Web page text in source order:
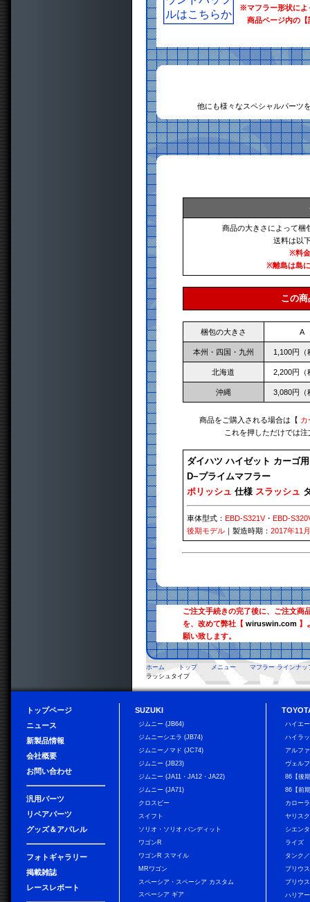
※マフラー形状によ
商品ページ内の【
他にも様々なスペシャルパーツ
商品の大きさによって梱
送料は以
※料
※離島は島
この
梱包の大きさ A
本州・四国・九州 1,100円（
北海道 2,200円（
沖縄 3,080円（
商品をご購入される場合は【 カ
これを押しただけでは
ダイハツ ハイゼット カーゴ用
D−プライムマフラー
ポリッシュ 仕様 スラッシュ
車体型式： EBD-S321V・ EBD-
後期モデル｜製造時期： 2017年11
ご注文手続きの完了後に、ご注文商
を、改めて弊社【 wiruswin.com】
願い致します。
ホーム トップ メニュー
マフラー ラインナッ
ラッシュタイプ
トップページ
ニュース
新製品情報
会社概要
お問い合わせ
汎用パーツ
リペアパーツ
グッズ＆アパレル
フォトギャラリー
掲載雑誌
レースレポート
SUZUKI
ジムニー (JB64)
ジムニーシエラ (JB74)
ジムニーノマド (JC74)
ジムニー (JB23)
ジムニー (JA11・JA12・JA22)
ジムニー (JA71)
クロスビー
スイフト
ソリオ・ソリオ バンディット
ワゴンR
ワゴンR スマイル
MRワゴン
スペーシア・スペーシア カスタム
スペーシア ギア
ハイエ
ハイラ
アルフ
ヴェル
86【後
86【前
カロー
ヤリス
シエンタ
ライズ
タンク
プリウス
プリウ
ハリアー